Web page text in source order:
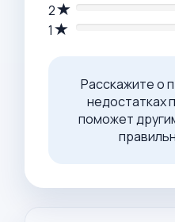
2
1
Расскажите о
недостатках
поможет